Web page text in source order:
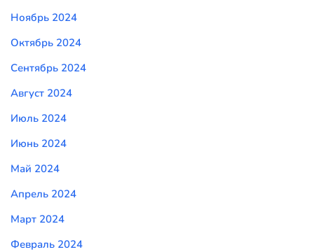
Ноябрь 2024
Октябрь 2024
Сентябрь 2024
Август 2024
Июль 2024
Июнь 2024
Май 2024
Апрель 2024
Март 2024
Февраль 2024